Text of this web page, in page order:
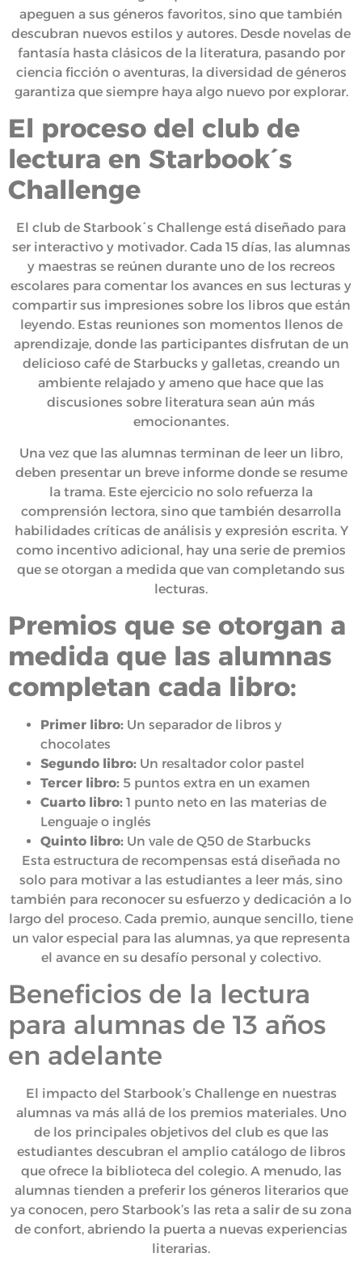
apeguen a sus géneros favoritos, sino que también
descubran nuevos estilos y autores. Desde novelas de
fantasía hasta clásicos de la literatura, pasando por
ciencia ficción o aventuras, la diversidad de géneros
garantiza que siempre haya algo nuevo por explorar.
El proceso del club de
lectura en Starbook´s
Challenge
El club de Starbook´s Challenge está diseñado para
ser interactivo y motivador. Cada 15 días, las alumnas
y maestras se reúnen durante uno de los recreos
escolares para comentar los avances en sus lecturas y
compartir sus impresiones sobre los libros que están
leyendo. Estas reuniones son momentos llenos de
aprendizaje, donde las participantes disfrutan de un
delicioso café de Starbucks y galletas, creando un
ambiente relajado y ameno que hace que las
discusiones sobre literatura sean aún más
emocionantes.
Una vez que las alumnas terminan de leer un libro,
deben presentar un breve informe donde se resume
la trama. Este ejercicio no solo refuerza la
comprensión lectora, sino que también desarrolla
habilidades críticas de análisis y expresión escrita. Y
como incentivo adicional, hay una serie de premios
que se otorgan a medida que van completando sus
lecturas.
Premios que se otorgan a
medida que las alumnas
completan cada libro:
Primer libro: Un separador de libros y
chocolates
Segundo libro: Un resaltador color pastel
Tercer libro: 5 puntos extra en un examen
Cuarto libro: 1 punto neto en las materias de
Lenguaje o inglés
Quinto libro: Un vale de Q50 de Starbucks
Esta estructura de recompensas está diseñada no
solo para motivar a las estudiantes a leer más, sino
también para reconocer su esfuerzo y dedicación a lo
largo del proceso. Cada premio, aunque sencillo, tiene
un valor especial para las alumnas, ya que representa
el avance en su desafío personal y colectivo.
Beneficios de la lectura
para alumnas de 13 años
en adelante
El impacto del Starbook’s Challenge en nuestras
alumnas va más allá de los premios materiales. Uno
de los principales objetivos del club es que las
estudiantes descubran el amplio catálogo de libros
que ofrece la biblioteca del colegio. A menudo, las
alumnas tienden a preferir los géneros literarios que
ya conocen, pero Starbook’s las reta a salir de su zona
de confort, abriendo la puerta a nuevas experiencias
literarias.